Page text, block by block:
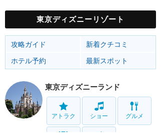
東京ディズニーリゾート
攻略ガイド
新着クチコミ
ホテル予約
最新スポット
東京ディズニーランド
アトラク ショー グルメ